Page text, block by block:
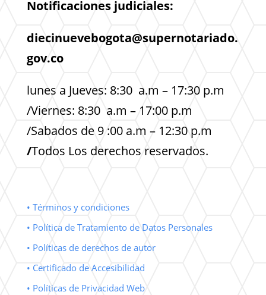
Notificaciones judiciales:
diecinuevebogota@supernotariado.
gov.co
lunes a Jueves: 8:30 a.m – 17:30 p.m
/Viernes: 8:30 a.m – 17:00 p.m
/Sabados de 9 :00 a.m – 12:30 p.m
/Todos Los derechos reservados.
• Términos y condiciones
• Política de Tratamiento de Datos Personales
• Políticas de derechos de autor
• Certificado de Accesibilidad
• Políticas de Privacidad Web